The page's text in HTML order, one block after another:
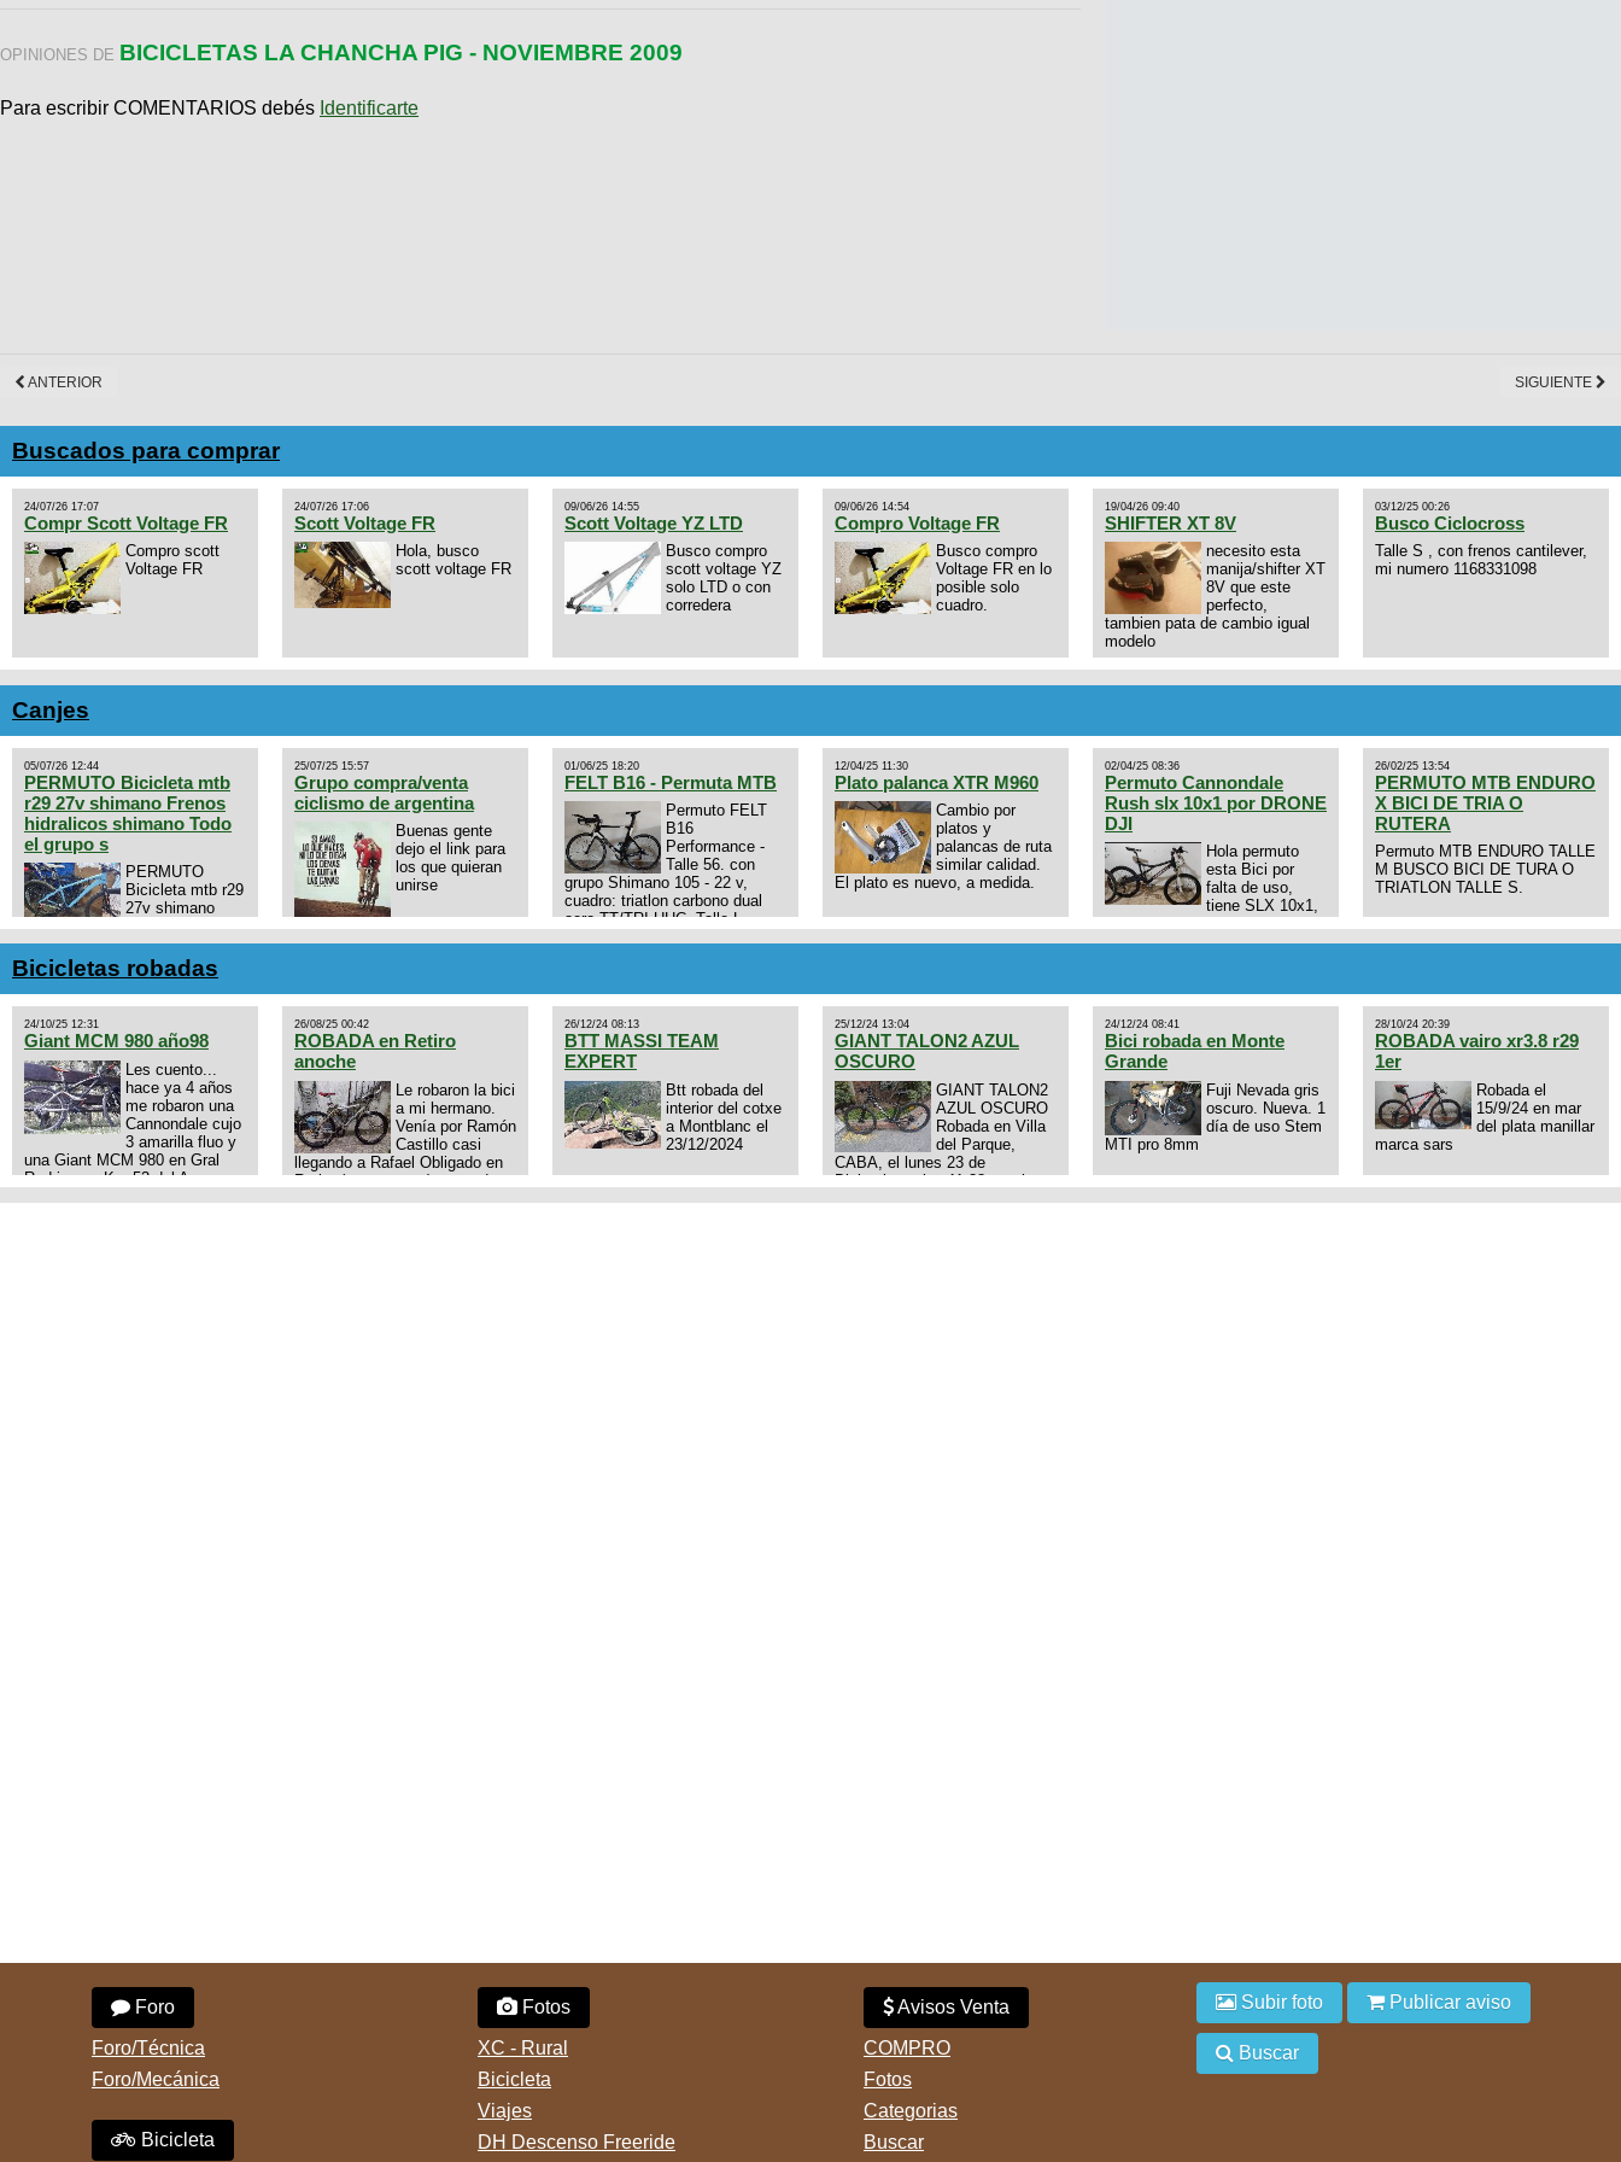
OPINIONES DE BICICLETAS LA CHANCHA PIG - NOVIEMBRE 2009
Para escribir COMENTARIOS debés Identificarte
ANTERIOR SIGUIENTE
Buscados para comprar
24/07/26 17:07
Compr Scott Voltage FR
Compro scott
Voltage FR
24/07/26 17:06
Scott Voltage FR
Hola, busco
scott voltage FR
09/06/26 14:55
Scott Voltage YZ LTD
Busco compro
scott voltage YZ
solo LTD o con
corredera
09/06/26 14:54
Compro Voltage FR
Busco compro
Voltage FR en lo
posible solo
cuadro.
19/04/26 09:40
SHIFTER XT 8V
necesito esta
manija/shifter XT
8V que este
perfecto,
tambien pata de cambio igual
modelo
03/12/25 00:26
Busco Ciclocross
Talle S , con frenos cantilever,
mi numero 1168331098
Canjes
05/07/26 12:44
PERMUTO Bicicleta mtb
r29 27v shimano Frenos
hidralicos shimano Todo
el grupo s
PERMUTO
Bicicleta mtb r29
27v shimano
Frenos hidralicos
shimano Todo el grupo shimano
Talle s/m Permuto x pistera o
ruta talle s o m.
25/07/25 15:57
Grupo compra/venta
ciclismo de argentina
Buenas gente
dejo el link para
los que quieran
unirse
https://chat.whatsapp.com/E4N9zhVk9wHFFzK7T345Kn?
mode=ac_t
01/06/25 18:20
FELT B16 - Permuta MTB
Permuto FELT
B16
Performance -
Talle 56. con
grupo Shimano 105 - 22 v,
cuadro: triatlon carbono dual
aero TT/TRI UHC. Talle L.
12/04/25 11:30
Plato palanca XTR M960
Cambio por
platos y
palancas de ruta
similar calidad.
El plato es nuevo, a medida.
02/04/25 08:36
Permuto Cannondale
Rush slx 10x1 por DRONE
DJI
Hola permuto
esta Bici por
falta de uso,
tiene SLX 10x1,
Axon tope de gama con
drone de la marca Dji, les dejo
3434568861 saludos
26/02/25 13:54
PERMUTO MTB ENDURO
X BICI DE TRIA O
RUTERA
Permuto MTB ENDURO TALLE
M BUSCO BICI DE TURA O
TRIATLON TALLE S.
Bicicletas robadas
24/10/25 12:31
Giant MCM 980 año98
Les cuento...
hace ya 4 años
me robaron una
Cannondale cujo
3 amarilla fluo y
una Giant MCM 980 en Gral
Rodriguez. Km 53 del Acceso
26/08/25 00:42
ROBADA en Retiro
anoche
Le robaron la bici
a mi hermano.
Venía por Ramón
Castillo casi
llegando a Rafael Obligado en
Retiro (zona puerto) a eso de
26/12/24 08:13
BTT MASSI TEAM
EXPERT
Btt robada del
interior del cotxe
a Montblanc el
23/12/2024
25/12/24 13:04
GIANT TALON2 AZUL
OSCURO
GIANT TALON2
AZUL OSCURO
Robada en Villa
del Parque,
CABA, el lunes 23 de
Diciembre a las 11:38 am, hay
24/12/24 08:41
Bici robada en Monte
Grande
Fuji Nevada gris
oscuro. Nueva. 1
día de uso Stem
MTI pro 8mm
28/10/24 20:39
ROBADA vairo xr3.8 r29
1er
Robada el
15/9/24 en mar
del plata manillar
marca sars
Foro
Foro/Técnica
Foro/Mecánica
Bicicleta
Fotos
XC - Rural
Bicicleta
Viajes
DH Descenso Freeride
Avisos Venta
COMPRO
Fotos
Categorias
Buscar
Subir foto Publicar aviso
Buscar